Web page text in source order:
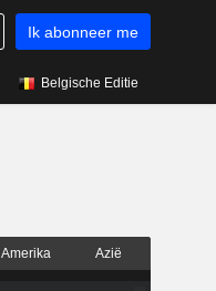
Ik abonneer me
Belgische Editie
Amerika Azië